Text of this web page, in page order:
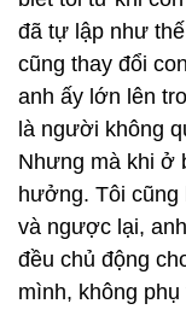
đã tự lập như
cũng thay đổi
anh ấy lớn lên
là người không
Nhưng mà khi ở
hưởng. Tôi cũng
và ngược lại,
đều chủ động
mình, không